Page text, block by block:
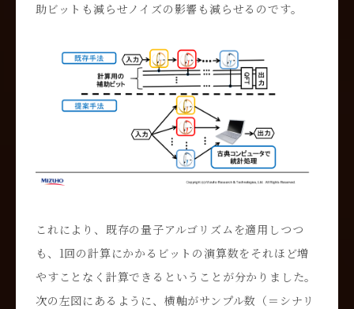
助ビットも減らせノイズの影響も減らせるのです。
これにより、既存の量子アルゴリズムを適用しつつ
も、1回の計算にかかるビットの演算数をそれほど増
やすことなく計算できるということが分かりました。
次の左図にあるように、横軸がサンプル数（＝シナリ